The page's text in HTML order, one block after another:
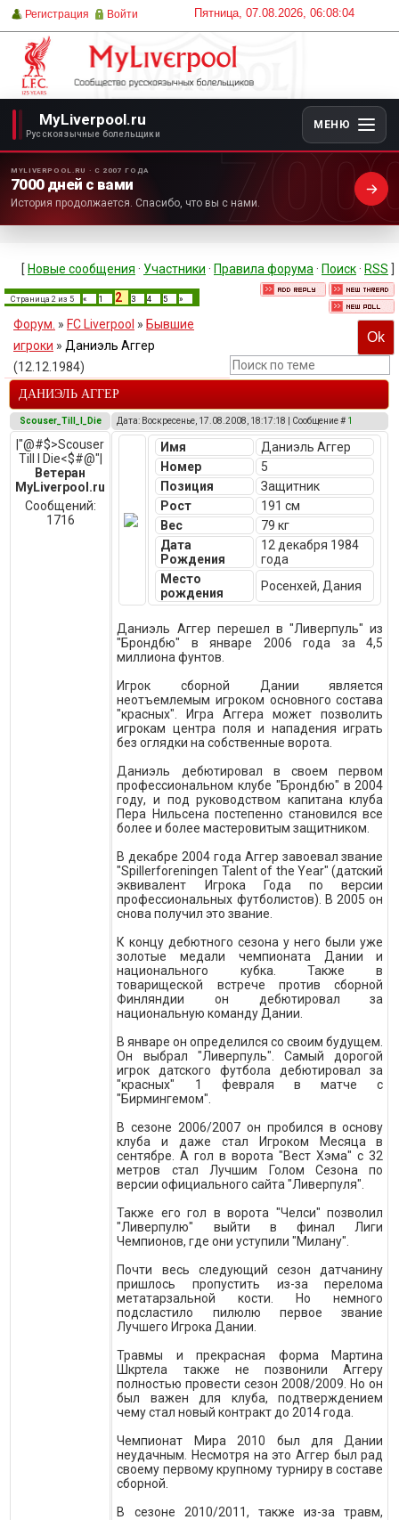
Пятница, 07.08.2026, 06:08:04
Регистрация Войти
MyLiverpool.ru
Русскоязычные болельщики
МЕНЮ
MYLIVERPOOL.RU · С 2007 ГОДА
7000 дней с вами
История продолжается. Спасибо, что вы с нами.
[ Новые сообщения · Участники · Правила форума · Поиск · RSS
Страница 2 из 5 « 1 2 3 4 5 »
Форум. » FC Liverpool » Бывшие
игроки » Даниэль Аггер
(12.12.1984)
ДАНИЭЛЬ АГГЕР
Scouser_Till_I_Die Дата: Воскресенье, 17.08.2008, 18:17:18 | Сообщение # 1
|"@#$>Scouser
Till I Die<$#@"|
Ветеран
MyLiverpool.ru
Сообщений:
1716
Имя
Даниэль Аггер
Номер
5
Позиция
Защитник
Рост
191 см
Вес
79 кг
Дата
Рождения
12 декабря 1984
года
Место
рождения
Росенхей, Дания
Даниэль Аггер перешел в "Ливерпуль" из
"Брондбю" в январе 2006 года за 4,5
миллиона фунтов.
Игрок сборной Дании является
неотъемлемым игроком основного состава
"красных". Игра Аггера может позволить
игрокам центра поля и нападения играть
без оглядки на собственные ворота.
Даниэль дебютировал в своем первом
профессиональном клубе "Брондбю" в 2004
году, и под руководством капитана клуба
Пера Нильсена постепенно становился все
более и более мастеровитым защитником.
В декабре 2004 года Аггер завоевал звание
"Spillerforeningen Talent of the Year" (датский
эквивалент Игрока Года по версии
профессиональных футболистов). В 2005 он
снова получил это звание.
К концу дебютного сезона у него были уже
золотые медали чемпионата Дании и
национального кубка. Также в
товарищеской встрече против сборной
Финляндии он дебютировал за
национальную команду Дании.
В январе он определился со своим будущем.
Он выбрал "Ливерпуль". Самый дорогой
игрок датского футбола дебютировал за
"красных" 1 февраля в матче с
"Бирмингемом".
В сезоне 2006/2007 он пробился в основу
клуба и даже стал Игроком Месяца в
сентябре. А гол в ворота "Вест Хэма" с 32
метров стал Лучшим Голом Сезона по
версии официального сайта "Ливерпуля".
Также его гол в ворота "Челси" позволил
"Ливерпулю" выйти в финал Лиги
Чемпионов, где они уступили "Милану".
Почти весь следующий сезон датчанину
пришлось пропустить из-за перелома
метатарзальной кости. Но немного
подсластило пилюлю первое звание
Лучшего Игрока Дании.
Травмы и прекрасная форма Мартина
Шкртела также не позвонили Аггеру
полностью провести сезон 2008/2009. Но он
был важен для клуба, подтверждением
чему стал новый контракт до 2014 года.
Чемпионат Мира 2010 был для Дании
неудачным. Несмотря на это Аггер был рад
своему первому крупному турниру в составе
сборной.
В сезоне 2010/2011, также из-за травм,